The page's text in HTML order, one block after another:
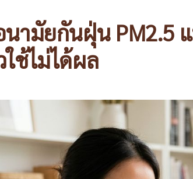
ามัยกันฝุ่น PM2.5
ช้ไม่ได้ผล